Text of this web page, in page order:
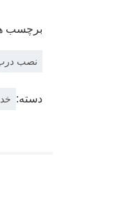
برچسب
نصب
دسته: